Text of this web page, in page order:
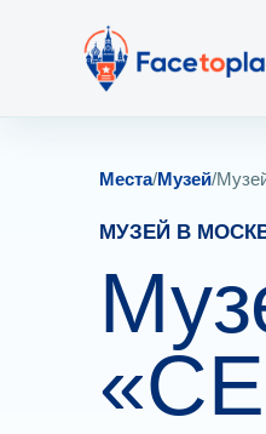
Места/Музей/
МУЗЕЙ В